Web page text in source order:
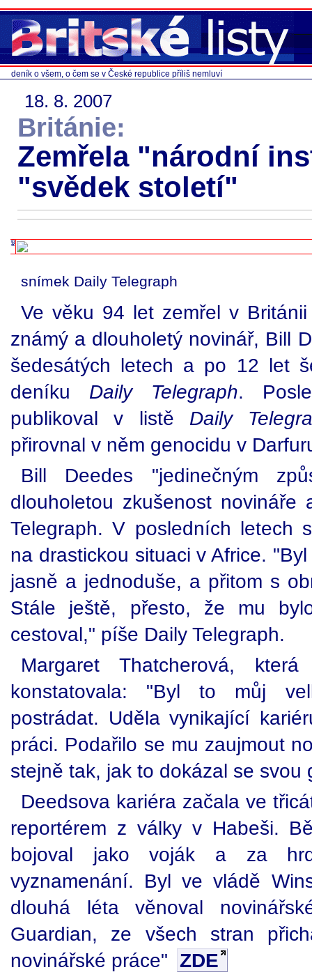
deník o všem, o čem se v České republice příliš nemluví
18. 8. 2007
Británie:
Zemřela "národní
"svědek století"
snímek Daily Telegraph
Ve věku 94 let zemřel v
známý a dlouholetý novinář, Bill
šedesátých letech a po 12 let
deníku Daily Telegraph.
publikoval v listě Daily
přirovnal v něm genocidu v
Bill Deedes "jedinečným
dlouholetou zkušenost
Telegraph. V posledních letech
na drastickou situaci v Africe.
jasně a jednoduše, a přitom s
Stále ještě, přesto, že mu
cestoval," píše Daily Telegraph.
Margaret Thatcherová,
konstatovala: "Byl to můj
postrádat. Uděla vynikající
práci. Podařilo se mu zaujmout
stejně tak, jak to dokázal se svou
Deedsova kariéra začala ve
reportérem z války v Habeši.
bojoval jako voják a za
vyznamenání. Byl ve vládě
dlouhá léta věnoval
Guardian, ze všech stran
novinářské práce" ZDE